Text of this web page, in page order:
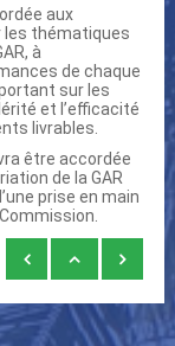
aux
thématiques
à
de chaque
sur les
et l’efficacité
livrables.
être accordée
de la GAR
prise en main